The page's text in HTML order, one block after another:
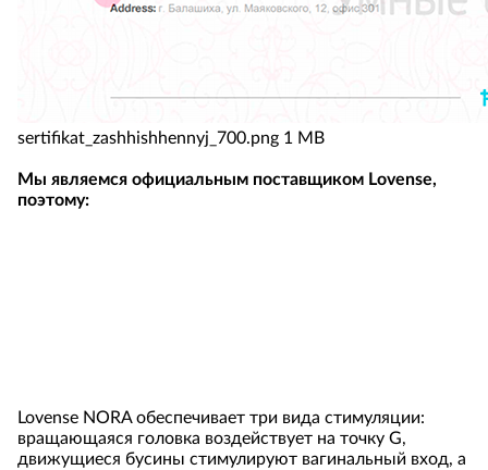
sertifikat_zashhishhennyj_700.png 1 MB
Мы являемся официальным поставщиком Lovense,
поэтому:
Lovense NORA обеспечивает три вида стимуляции:
вращающаяся головка воздействует на точку G,
движущиеся бусины стимулируют вагинальный вход, а